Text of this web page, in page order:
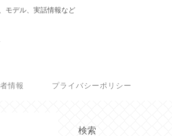
モデル、実話情報など
情報 プライバシーポリシー
検索